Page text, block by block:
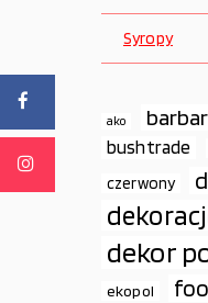
Syropy
ako
bushtrade
czerwony
dekor
ekopol